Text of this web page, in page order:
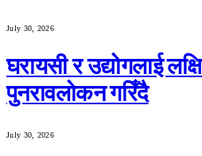
July 30, 2026
घरायसी र उद्योगलाई
पुनरावलोकन गरिँदै
July 30, 2026